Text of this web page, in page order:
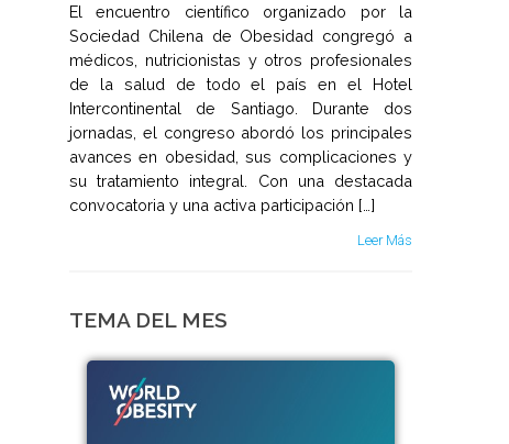
El encuentro científico organizado por la
Sociedad Chilena de Obesidad congregó a
médicos, nutricionistas y otros profesionales
de la salud de todo el país en el Hotel
Intercontinental de Santiago. Durante dos
jornadas, el congreso abordó los principales
avances en obesidad, sus complicaciones y
su tratamiento integral. Con una destacada
convocatoria y una activa participación […]
Leer Más
TEMA DEL MES